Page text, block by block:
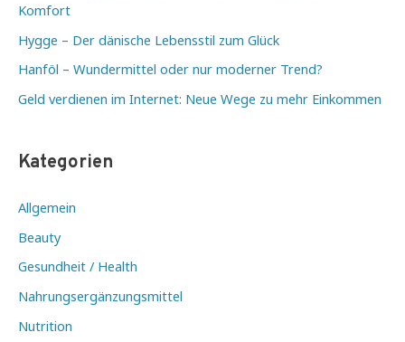
Spass
Komfort
Hygge – Der dänische Lebensstil zum Glück
Hanföl – Wundermittel oder nur moderner Trend?
Geld verdienen im Internet: Neue Wege zu mehr Einkommen
Kategorien
Allgemein
Beauty
Gesundheit / Health
Nahrungsergänzungsmittel
Nutrition